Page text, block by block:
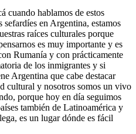
cuando hablamos de estos
en Argentina, estamos
raíces culturales porque
es muy importante y es
Rumanía y con prácticamente
de los inmigrantes y si
Argentina que cabe destacar
cultural y nosotros somos un vivo
porque hoy en día seguimos
también de Latinoamérica y
es un lugar dónde es fácil